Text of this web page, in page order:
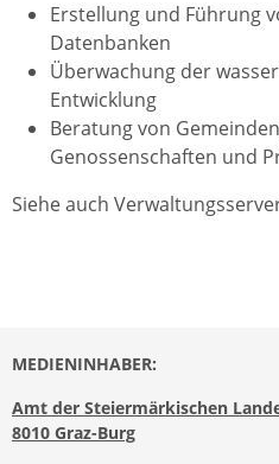
Erstellung und Führung
Datenbanken
Überwachung der
Entwicklung
Beratung von
Genossenschaften und
Siehe auch
MEDIENINHABER:
Amt der Steiermärkischen
8010 Graz-Burg